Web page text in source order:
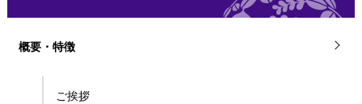
概要・特徴
ご挨拶